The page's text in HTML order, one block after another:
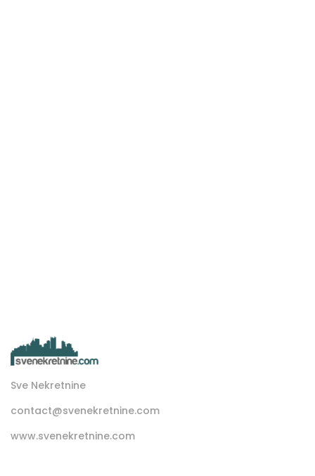
Sve Nekretnine
contact@svenekretnine.com
www.svenekretnine.com